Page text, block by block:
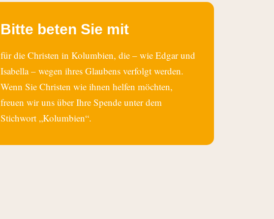
Bitte beten Sie mit
für die Christen in Kolumbien, die – wie Edgar und
Isabella – wegen ihres Glaubens verfolgt werden.
Wenn Sie Christen wie ihnen helfen möchten,
freuen wir uns über Ihre Spende unter dem
Stichwort „Kolumbien“.